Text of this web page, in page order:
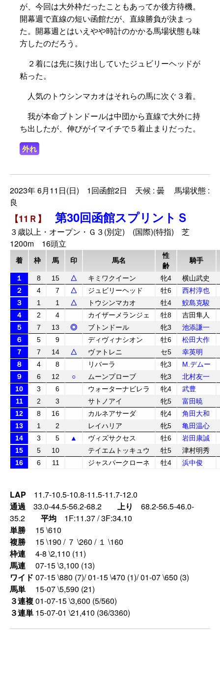
が、今回は大外枠だったこともあってか後方待機。
開幕週で直線の短い函館だが、直線勝負が決まっ
た。開幕週とはいえやや時計のかかる馬場状態も味
方したのだろう。
２着には先に抜け出していたジュビリーヘッドが
粘った。
人気のトウシンマカオはそれらの馬に次ぐ３着。
我が本命ブトンドールは中団から直線で大外に持
ち出したが、伸びがイマイチで５着止まりだった。
外れ
2023年 6月11日(日) 1回函館2日 天候 : 曇 馬場状態 :
良
【11Ｒ】 第30回函館スプリントＳ
３歳以上・オープン・Ｇ３(別定) (国際)(特指) 芝
1200m 16頭立
着 枠 馬 印 馬名
性
齢
騎手
１ 8 15 △ キミワクイーン 牝4
横山武史
２
4 7 △ ジュビリーヘッド 牡6
西村淳也
３
1 1 △ トウシンマカオ 牡4
鮫島克駿
４
2 4 カイザーメランジェ 牡8
吉田隼人
５
7 13 ◎ ブトンドール 牝3
池添謙一
６
5 9 ディヴィナシオン 牡6
松田大作
７
7 14 △ ヴァトレニ セ5
幸英明
８
4 8 リバーラ 牝3
M.デムー
９
6 12 ○ ムーンプローブ 牝3
北村友一
10
3 6 ウォーターナビレラ 牝4
武豊
11
2 3 サトノアイ 牝5
富田暁
12
8 16 カルネアサーダ 牝4
角田大和
13
1 2 レイハリア 牝5
亀田温心
14
3 5 ▲ ヴィズサクセス 牡6
岩田康誠
15
5 10 テイエムトッキュウ 牡5
津村明秀
16
6 11 ジャスパークローネ 牡4 浜中俊
LAP 11.7-10.5-10.8-11.5-11.7-12.0
通過 33.0-44.5-56.2-68.2 上り 68.2-56.5-46.0-
35.2 平均 1F:11.37 / 3F:34.10
単勝
15 \610
複勝
15 \190 / ７ \260 / １ \160
枠連
4-8 \2,110 (11)
馬連
07-15 \3,100 (13)
ワイド 07-15 \880 (7)/ 01-15 \470 (1)/ 01-07 \650 (3)
馬単
15-07 \5,590 (21)
３連複01-07-15 \3,600 (5/560)
３連単 15-07-01 \21,410 (36/3360)